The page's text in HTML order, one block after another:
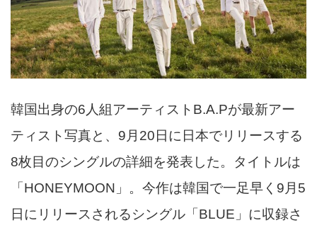
韓国出身の6人組アーティストB.A.Pが最新アー
ティスト写真と、9月20日に日本でリリースする
8枚目のシングルの詳細を発表した。タイトルは
「HONEYMOON」。今作は韓国で一足早く9月5
日にリリースされるシングル「BLUE」に収録さ